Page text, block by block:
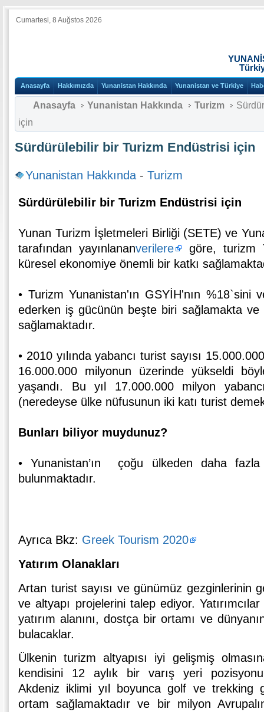
Cumartesi, 8 Auğstos 2026
Anasayfa Hakkımızda Yunanistan Hakkında Yunanistan ve Türkiye
Anasayfa Yunanistan Hakkında Turizm
için
Sürdürülebilir bir Turizm Endüstrisi için
Yunanistan Hakkında - Turizm
Sürdürülebilir bir Turizm Endüstrisi için
Yunan Turizm İşletmeleri Birliği (SETE) ve
tarafından yayınlananverilere
göre, turizm
küresel ekonomiye önemli bir katkı
• Turizm Yunanistan'ın GSYİH'nın %18`sini
ederken iş gücünün beşte biri sağlamakta ve
sağlamaktadır.
• 2010 yılında yabancı turist sayısı
16.000.000 milyonun üzerinde yükseldi
yaşandı. Bu yıl 17.000.000 milyon
(neredeyse ülke nüfusunun iki katı turist
Bunları biliyor muydunuz?
• Yunanistan’ın çoğu ülkeden daha fazla
bulunmaktadır.
Ayrıca Bkz: Greek Tourism 2020
Yatırım Olanakları
Artan turist sayısı ve günümüz gezginlerinin
ve altyapı projelerini talep ediyor.
yatırım alanını, dostça bir ortamı ve
bulacaklar.
Ülkenin turizm altyapısı iyi gelişmiş
kendisini 12 aylık bir varış yeri
Akdeniz iklimi yıl boyunca golf ve trekking
ortam sağlamaktadır ve bir milyon